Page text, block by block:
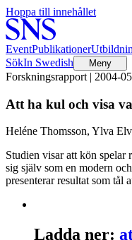
Hoppa till innehållet
EventPublikationer
SökIn Swedish Meny
Forskningsrapport | 2004-
Att ha kul och visa
Heléne Thomsson, Ylva
Studien visar att kön spelar
sig själv som en modern
presenterar resultat som tål
Ladda ner: